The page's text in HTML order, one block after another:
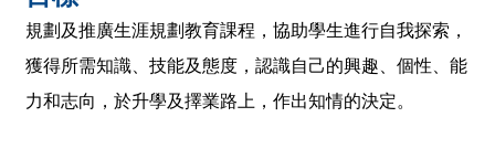
規劃及推廣生涯規劃教育課程，協助學生進行自我探索，
獲得所需知識、技能及態度，認識自己的興趣、個性、能
力和志向，於升學及擇業路上，作出知情的決定。